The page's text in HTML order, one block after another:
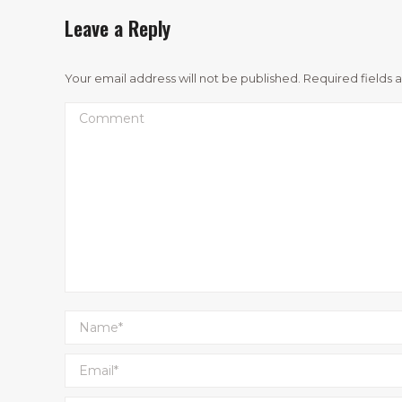
Leave a Reply
Your email address will not be published. Required fields
Comment
Name *
Email *